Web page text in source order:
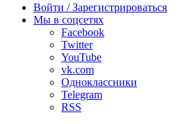
радио
Войти / Зарегистрироваться
Мы в соцсетях
Facebook
Twitter
YouTube
vk.com
Одноклассники
Telegram
RSS